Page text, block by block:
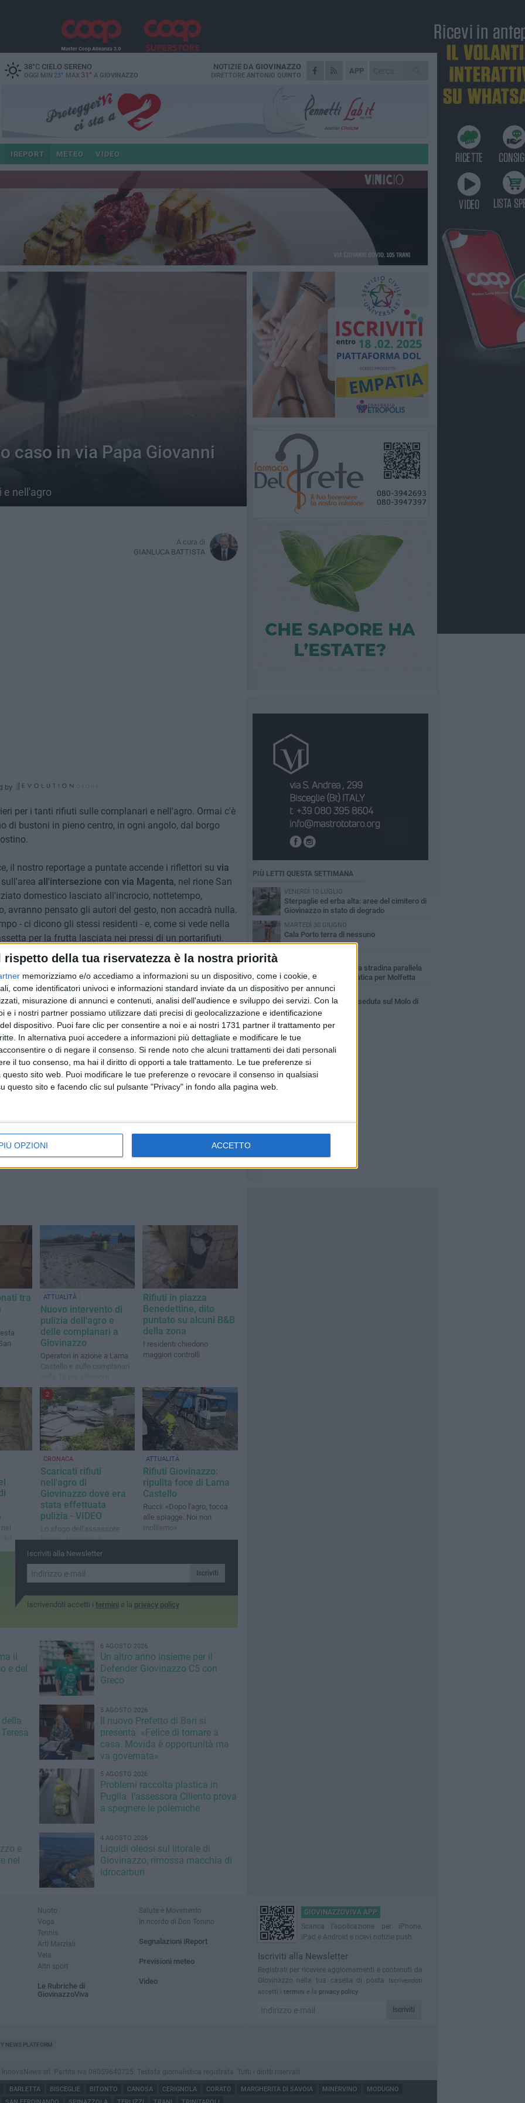
rispetto della tua riservatezza è la nostra priorità
memorizziamo e/o accediamo a informazioni su un dispositivo, come i cookie, e
come identificatori univoci e informazioni standard inviate da un dispositivo per annunci
misurazione di annunci e contenuti, analisi dell'audience e sviluppo dei servizi. Con la
e i nostri partner possiamo utilizzare dati precisi di geolocalizzazione e identificazione
dispositivo. Puoi fare clic per consentire a noi e ai nostri 1731 partner il trattamento per
In alternativa puoi accedere a informazioni più dettagliate e modificare le tue
o di negare il consenso. Si rende noto che alcuni trattamenti dei dati personali
il tuo consenso, ma hai il diritto di opporti a tale trattamento. Le tue preferenze si
sito web. Puoi modificare le tue preferenze o revocare il consenso in qualsiasi
questo sito e facendo clic sul pulsante "Privacy" in fondo alla pagina web.
OPZIONI ACCETTO
38°CCIELO SERENO
OGGI MIN 23° MAX 31° A GIOVINAZZO
APP
NOTIZIE DA GIOVINAZZO
DIRETTORE ANTONIO QUINTO
IREPORT METEO VIDEO
caso in via Papa Giovanni
e nell'agro
A cura di
GIANLUCA BATTISTA
by
per i tanti rifiuti sulle complanari e nell'agro. Ormai c'è
di bustoni in pieno centro, in ogni angolo, dal borgo
il nostro reportage a puntate accende i riflettori su via
all'intersezione con via Magenta, nel rione San
domestico lasciato all'incrocio, nottetempo,
avranno pensato gli autori del gesto, non accadrà nulla.
- ci dicono gli stessi residenti - e, come si vede nella
per la frutta lasciata nei pressi di un portarifiuti.
di simile? Noi continuiamo a segnalare, a
Ma dall'amministrazione comunale non arrivano
come sta accadendo in altri comuni, nemmeno
educherebbe chi non ha alcun senso civico.
6 AGOSTO 2026
Lavori sul litorale, gli
aggiornamenti del sindaco di
tra
ATTUALITÀ
Nuovo intervento di
pulizia dell'agro e
delle complanari a
Giovinazzo
Operatori in azione a Lama
Castello e sulle complanari
passaggio anche in località
Misericordia
Rifiuti in piazza
Benedettine, dito
puntato su alcuni B&B
della zona
I residenti chiedono
maggiori controlli
2
CRONACA
Scaricati rifiuti
nell'agro di
Giovinazzo dove era
stata effettuata
pulizia - VIDEO
Lo sfogo dell'assessore
Rucci: «Vergogna!»
ATTUALITÀ
Rifiuti Giovinazzo:
ripulita foce di Lama
Castello
Rucci: «Dopo l'agro, tocca
alle spiagge. Noi non
molliamo»
Iscriviti alla Newsletter
Iscriviti
Iscrivendoti accetti i termini e la privacy policy
il
e del
6 AGOSTO 2026
Un altro anno insieme per il
Defender Giovinazzo C5 con
Greco
5 AGOSTO 2026
Il nuovo Prefetto di Bari si
presenta: «Felice di tornare a
casa. Movida è opportunità ma
va governata»
5 AGOSTO 2026
Problemi raccolta plastica in
Puglia: l'assessora Ciliento prova
a spegnere le polemiche
e
nel
4 AGOSTO 2026
Liquidi oleosi sul litorale di
Giovinazzo, rimossa macchia di
idrocarburi
PIÙ LETTI QUESTA SETTIMANA
VENERDÌ 10 LUGLIO
Sterpaglie ed erba alta: aree del cimitero di
Giovinazzo in stato di degrado
MARTEDÌ 30 GIUGNO
Cala Porto terra di nessuno
Rifiuti e sterpaglie nella stradina parallela
alla ex statale 16 Adriatica per Molfetta
LUNEDÌ 20 LUGLIO
Vandalizzata la prima seduta sul Molo di
Levante
Nuoto
Voga
Tennis
Arti Marziali
Vela
Altri sport
Le Rubriche di
GiovinazzoViva
Salute e Movimento
In ricordo di Don Tonino
Segnalazioni iReport
Previsioni meteo
Video
GIOVINAZZOVIVA APP
Scarica l'applicazione per iPhone,
iPad e Android e ricevi notizie push
Iscriviti alla Newsletter
Registrati per ricevere aggiornamenti e contenuti da
Giovinazzo nella tua casella di posta
Iscrivendoti
accetti i termini e la privacy policy
Iscriviti
NEWS PLATFORM
srl. Partita iva 08059640725. Testata giornalistica registrata. Tutti i diritti riservati.
BARLETTA BISCEGLIE BITONTO CANOSA CERIGNOLA CORATO MARGHERITA DI SAVOIA MINERVINO
MODUGNO